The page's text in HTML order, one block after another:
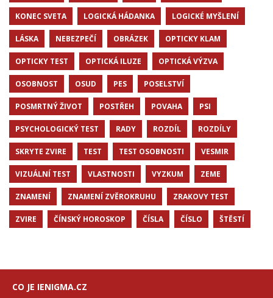
KONEC SVETA LOGICKÁ HÁDANKA LOGICKÉ MYŠLENÍ
LÁSKA NEBEZPEČÍ OBRÁZEK OPTICKY KLAM
OPTICKY TEST OPTICKÁ ILUZE OPTICKÁ VÝZVA
OSOBNOST OSUD PES POSELSTVÍ
POSMRTNÝ ŽIVOT POSTŘEH POVAHA PSI
PSYCHOLOGICKÝ TEST RADY ROZDÍL ROZDÍLY
SKRYTE ZVIRE TEST TEST OSOBNOSTI VESMIR
VIZUÁLNÍ TEST VLASTNOSTI VYZKUM ZEME
ZNAMENÍ ZNAMENÍ ZVĚROKRUHU ZRAKOVY TEST
ZVIRE ČÍNSKÝ HOROSKOP ČÍSLA ČÍSLO ŠTĚSTÍ
CO JE IENIGMA.CZ